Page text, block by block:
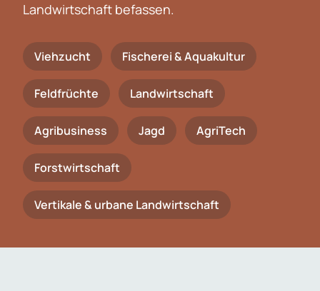
Landwirtschaft befassen.
Viehzucht Fischerei & Aquakultur
Feldfrüchte Landwirtschaft
Agribusiness Jagd AgriTech
Forstwirtschaft
Vertikale & urbane Landwirtschaft